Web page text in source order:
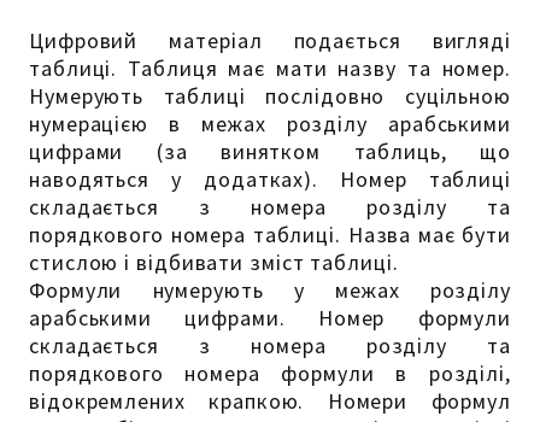
Цифровий матеріал подається вигляді
таблиці. Таблиця має мати назву та номер.
Нумерують таблиці послідовно суцільною
нумерацією в межах розділу арабськими
цифрами (за винятком таблиць, що
наводяться у додатках). Номер таблиці
складається з номера розділу та
порядкового номера таблиці. Назва має бути
стислою і відбивати зміст таблиці.
Формули нумерують у межах розділу
арабськими цифрами. Номер формули
складається з номера розділу та
порядкового номера формули в розділі,
відокремлених крапкою. Номери формул